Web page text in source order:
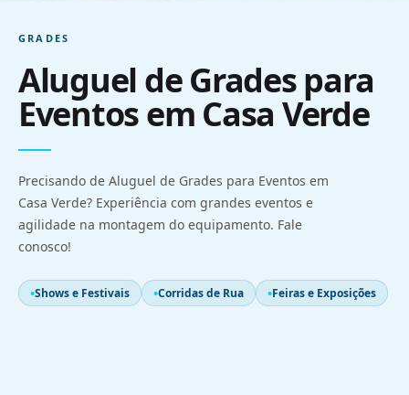
GRADES
Aluguel de Grades para
Eventos em Casa Verde
Precisando de Aluguel de Grades para Eventos em
Casa Verde? Experiência com grandes eventos e
agilidade na montagem do equipamento. Fale
conosco!
Shows e Festivais Corridas de Rua Feiras e Exposições